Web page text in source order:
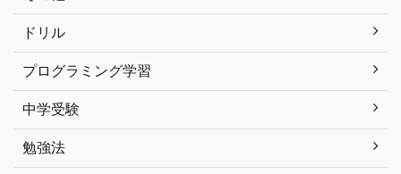
ドリル
プログラミング学習
中学受験
勉強法